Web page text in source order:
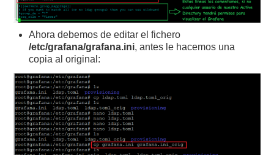
Ahora debemos de editar el fichero
/etc/grafana/grafana.ini, antes le hacemos una
copia al original: